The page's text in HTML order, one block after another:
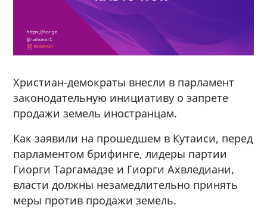
Христиан-демократы внесли в парламент
законодательную инициативу о запрете
продажи земель иностранцам.
Как заявили на прошедшем в Кутаиси, перед
парламентом брифинге, лидеры партии
Гиорги Таргамадзе и Гиорги Ахвледиани,
власти должны незамедлительно принять
меры против продажи земель.